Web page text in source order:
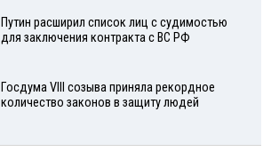
Путин расширил список лиц с судимостью
для заключения контракта с ВС РФ
Госдума VIII созыва приняла рекордное
количество законов в защиту людей